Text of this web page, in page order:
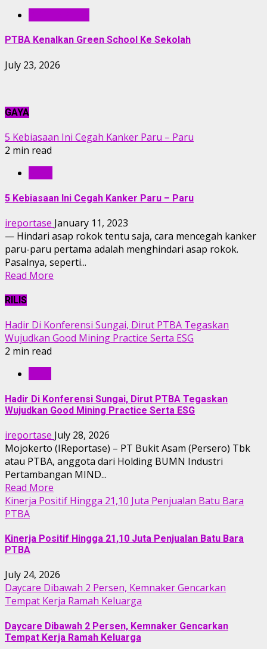
PTBA Kenalkan Green School Ke Sekolah
July 23, 2026
GAYA
5 Kebiasaan Ini Cegah Kanker Paru – Paru
2 min read
5 Kebiasaan Ini Cegah Kanker Paru – Paru
ireportase January 11, 2023
— Hindari asap rokok tentu saja, cara mencegah kanker
paru-paru pertama adalah menghindari asap rokok.
Pasalnya, seperti...
Read More
RILIS
Hadir Di Konferensi Sungai, Dirut PTBA Tegaskan
Wujudkan Good Mining Practice Serta ESG
2 min read
Hadir Di Konferensi Sungai, Dirut PTBA Tegaskan
Wujudkan Good Mining Practice Serta ESG
ireportase July 28, 2026
Mojokerto (IReportase) – PT Bukit Asam (Persero) Tbk
atau PTBA, anggota dari Holding BUMN Industri
Pertambangan MIND...
Read More
Kinerja Positif Hingga 21,10 Juta Penjualan Batu Bara
PTBA
Kinerja Positif Hingga 21,10 Juta Penjualan Batu Bara
PTBA
July 24, 2026
Daycare Dibawah 2 Persen, Kemnaker Gencarkan
Tempat Kerja Ramah Keluarga
Daycare Dibawah 2 Persen, Kemnaker Gencarkan
Tempat Kerja Ramah Keluarga